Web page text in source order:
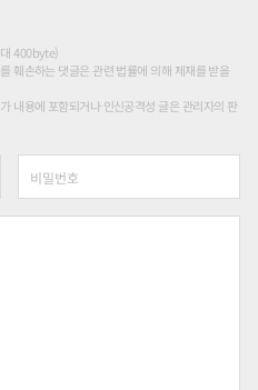
400byte)
훼손하는 댓글은 관련 법률에 의해 제재를 받을
내용에 포함되거나 인신공격성 글은 관리자의 판